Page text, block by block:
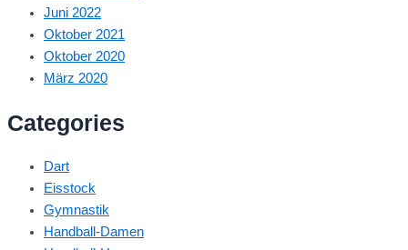
Juni 2022
Oktober 2021
Oktober 2020
März 2020
Categories
Dart
Eisstock
Gymnastik
Handball-Damen